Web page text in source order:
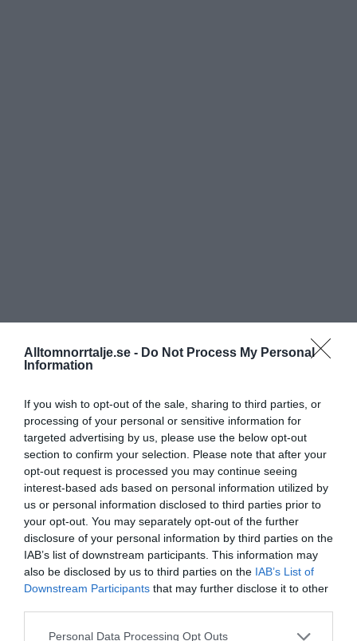
Alltomnorrtalje.se - Do Not Process My Personal
Information
If you wish to opt-out of the sale, sharing to third parties, or
processing of your personal or sensitive information for
targeted advertising by us, please use the below opt-out
section to confirm your selection. Please note that after your
opt-out request is processed you may continue seeing
interest-based ads based on personal information utilized by
us or personal information disclosed to third parties prior to
your opt-out. You may separately opt-out of the further
disclosure of your personal information by third parties on the
IAB’s list of downstream participants. This information may
also be disclosed by us to third parties on the IAB’s List of
Downstream Participants that may further disclose it to other
Personal Data Processing Opt Outs